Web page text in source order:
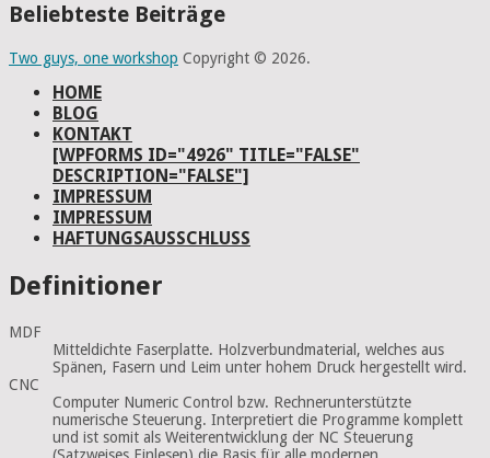
Beliebteste Beiträge
Two guys, one workshop Copyright © 2026.
HOME
BLOG
KONTAKT
[WPFORMS ID="4926" TITLE="FALSE"
DESCRIPTION="FALSE"]
IMPRESSUM
IMPRESSUM
HAFTUNGSAUSSCHLUSS
Definitioner
MDF
Mitteldichte Faserplatte. Holzverbundmaterial, welches aus
Spänen, Fasern und Leim unter hohem Druck hergestellt wird.
CNC
Computer Numeric Control bzw. Rechnerunterstützte
numerische Steuerung. Interpretiert die Programme komplett
und ist somit als Weiterentwicklung der NC Steuerung